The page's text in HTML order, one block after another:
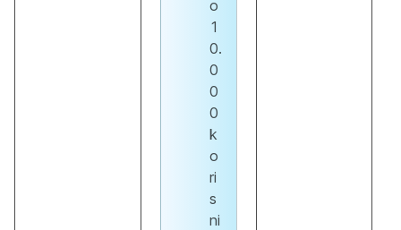
o
1
0.
0
0
0
k
o
ri
s
ni